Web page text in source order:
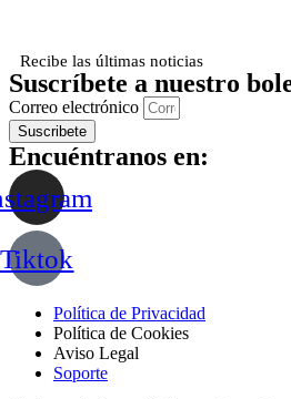
Recibe las últimas noticias
Suscríbete a nuestro
Correo electrónico
Suscribete
Encuéntranos en:
Tiktok
Política de Privacidad
Política de Cookies
Aviso Legal
Soporte